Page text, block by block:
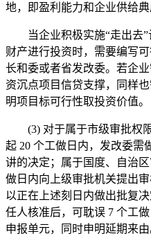
地，即盈利能力和企业供给典
当企业积极实施“走出去”
财产进行投资时，需要编写
长和委或者省发改委。若企
资沉点项目信贷支撑，同样
明项目标可行性取投资价值。
(3) 对于属于市级审批权限
起 20 个工做日内，发改委需
讲的决定；属于国度、自治
做日内向上级审批机关提出
以正在上述刻日内做出批复
任人核准后，可耽误 7 个工
申报单元，同时申明延期来